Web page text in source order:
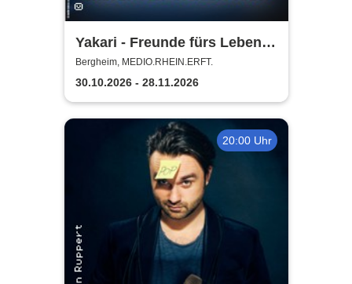
Yakari - Freunde fürs Leben -
Das Musical für die ganze
Familie
Bergheim, MEDIO.RHEIN.ERFT.
30.10.2026 - 28.11.2026
20:00 Uhr